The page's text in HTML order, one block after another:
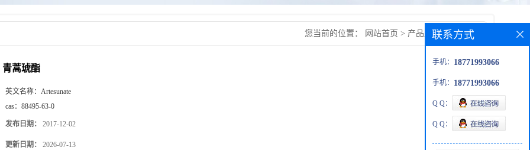
您当前的位置： 网站首页 > 产品展厅>青蒿琥酯
青蒿琥酯
英文名称： Artesunate
cas： 88495-63-0
发布日期： 2017-12-02
更新日期： 2026-07-13
联系方式
手机： 18771993066
手机： 18771993066
Q Q：
Q Q：